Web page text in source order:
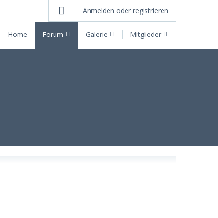
Home Forum Galerie Mitglieder
Anmelden oder registrieren